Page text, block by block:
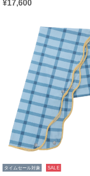
¥17,600
タイムセール対象 SALE